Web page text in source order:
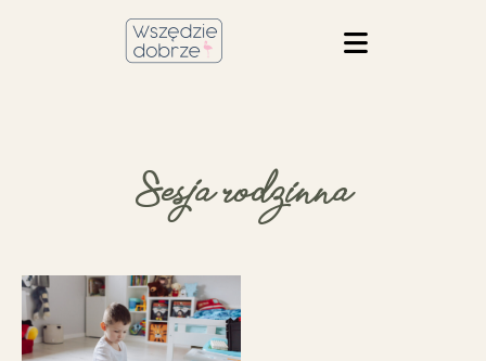
Sesja rodzinna